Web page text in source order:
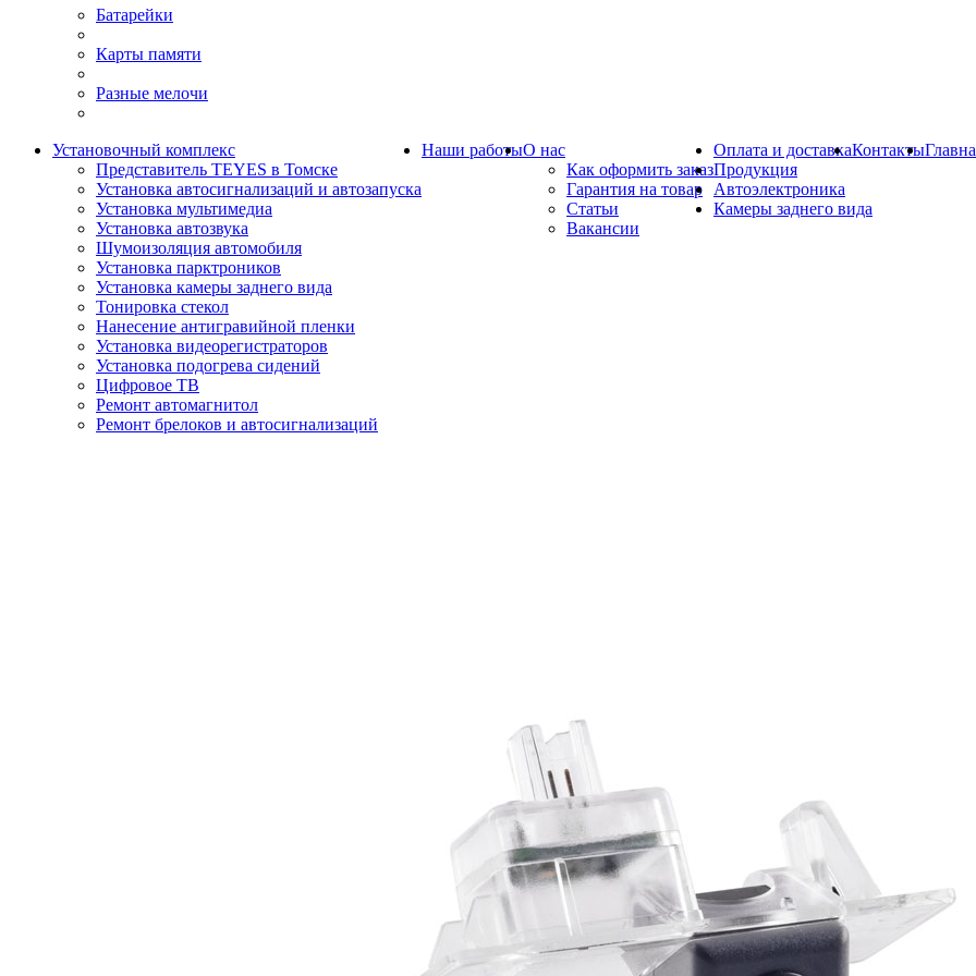
Батарейки
Карты памяти
Разные мелочи
Установочный комплекс
Представитель TEYES в Томске
Установка автосигнализаций и автозапуска
Установка мультимедиа
Установка автозвука
Шумоизоляция автомобиля
Установка парктроников
Установка камеры заднего вида
Тонировка стекол
Нанесение антигравийной пленки
Установка видеорегистраторов
Установка подогрева сидений
Цифровое ТВ
Ремонт автомагнитол
Ремонт брелоков и автосигнализаций
Наши работыО нас
Как оформить заказ
Гарантия на товар
Статьи
Вакансии
Оплата и доставкаКонтакты
Продукция
Автоэлектроника
Камеры заднего вида